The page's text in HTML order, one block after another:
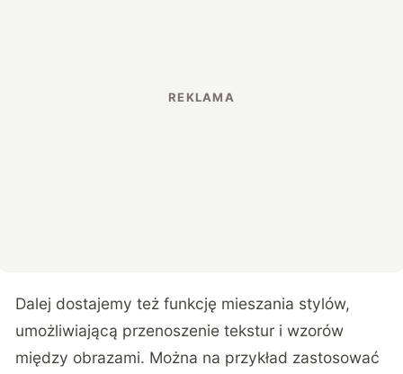
Dalej dostajemy też funkcję mieszania stylów,
umożliwiającą przenoszenie tekstur i wzorów
między obrazami. Można na przykład zastosować